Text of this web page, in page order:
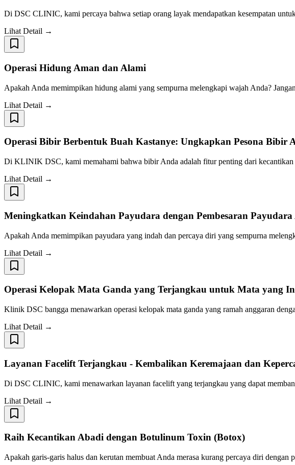
Di DSC CLINIC, kami percaya bahwa setiap orang layak mendapatkan kesempatan
Lihat Detail →
Operasi Hidung Aman dan Alami
Apakah Anda memimpikan hidung alami yang sempurna melengkapi wajah Anda?
Lihat Detail →
Operasi Bibir Berbentuk Buah Kastanye: Ungkapkan Pesona Bibir
Di KLINIK DSC, kami memahami bahwa bibir Anda adalah fitur penting dari
Lihat Detail →
Meningkatkan Keindahan Payudara dengan Pembesaran
Apakah Anda memimpikan payudara yang indah dan percaya diri yang sempurna
Lihat Detail →
Operasi Kelopak Mata Ganda yang Terjangkau untuk Mata yang
Klinik DSC bangga menawarkan operasi kelopak mata ganda yang ramah anggaran
Lihat Detail →
Layanan Facelift Terjangkau - Kembalikan Keremajaan dan
Di DSC CLINIC, kami menawarkan layanan facelift yang terjangkau yang dapat
Lihat Detail →
Raih Kecantikan Abadi dengan Botulinum Toxin (Botox)
Apakah garis-garis halus dan kerutan membuat Anda merasa kurang percaya diri